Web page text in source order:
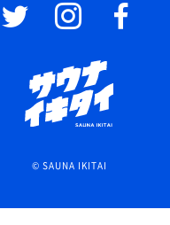
© SAUNA IKITAI